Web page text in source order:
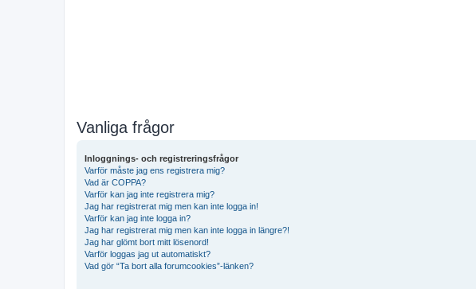
Vanliga frågor
Inloggnings- och registreringsfrågor
Varför måste jag ens registrera mig?
Vad är COPPA?
Varför kan jag inte registrera mig?
Jag har registrerat mig men kan inte logga in!
Varför kan jag inte logga in?
Jag har registrerat mig men kan inte logga in längre?!
Jag har glömt bort mitt lösenord!
Varför loggas jag ut automatiskt?
Vad gör “Ta bort alla forumcookies”-länken?